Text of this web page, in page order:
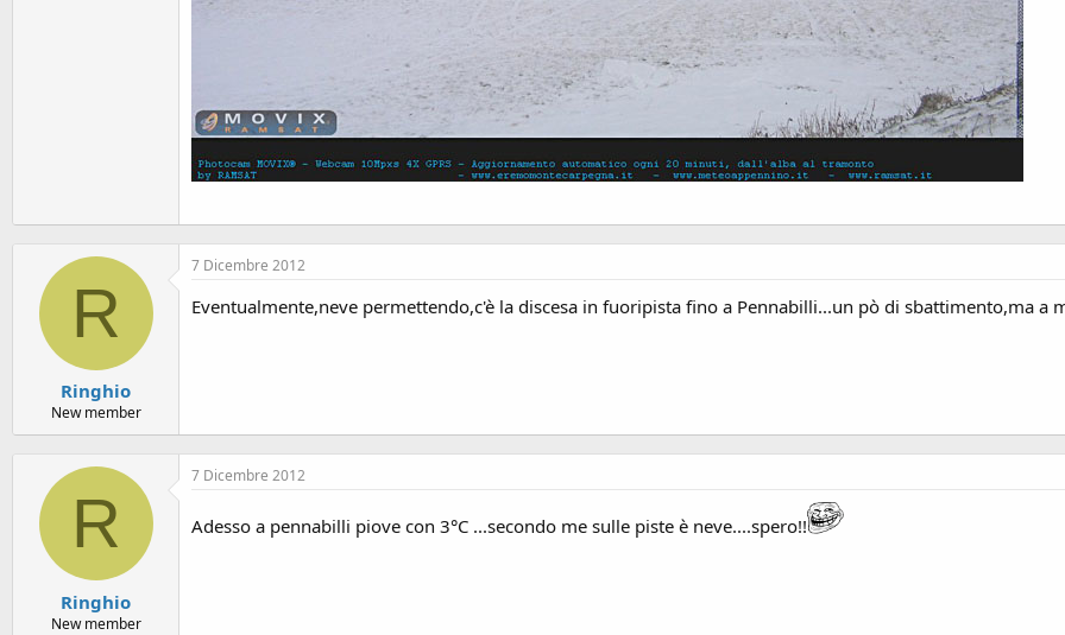
R
Ringhio
New member
7 Dicembre 2012
Eventualmente,neve permettendo,c'è la discesa in fuoripista fino a Pennabilli...un pò di sbattimento,ma a
R
Ringhio
New member
7 Dicembre 2012
Adesso a pennabilli piove con 3°C ...secondo me sulle piste è neve....spero!!